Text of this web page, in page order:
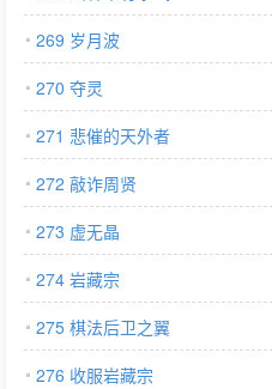
269 岁月波
270 夺灵
271 悲催的天外者
272 敲诈周贤
273 虚无晶
274 岩藏宗
275 棋法后卫之翼
276 收服岩藏宗